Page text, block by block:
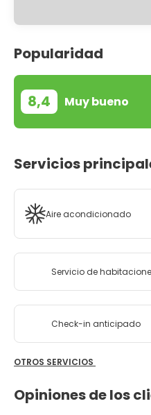
Popularidad
8,4 Muy bueno
Servicios
Aire acondicionado
Servicio de
Check-in anticipado
OTROS SERVICIOS
Opiniones de los